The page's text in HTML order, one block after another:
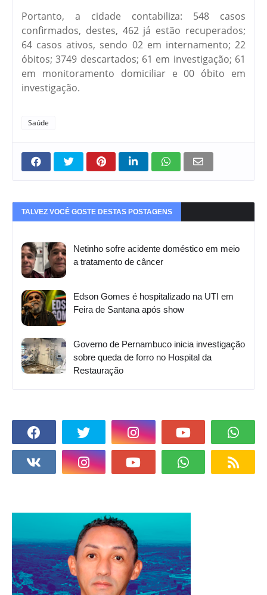
Portanto, a cidade contabiliza: 548 casos
confirmados, destes, 462 já estão recuperados;
64 casos ativos, sendo 02 em internamento; 22
óbitos; 3749 descartados; 61 em investigação; 61
em monitoramento domiciliar e 00 óbito em
investigação.
Saúde
TALVEZ VOCÊ GOSTE DESTAS POSTAGENS
Netinho sofre acidente doméstico em meio
a tratamento de câncer
Edson Gomes é hospitalizado na UTI em
Feira de Santana após show
Governo de Pernambuco inicia investigação
sobre queda de forro no Hospital da
Restauração